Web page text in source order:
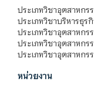
ประเภทวิชาอุตสาหกร
ประเภทวิชาบริหารธุร
ประเภทวิชาอุตสาหกร
ประเภทวิชาอุตสาหกร
ประเภทวิชาอุตสาหกร
หน่วยงาน